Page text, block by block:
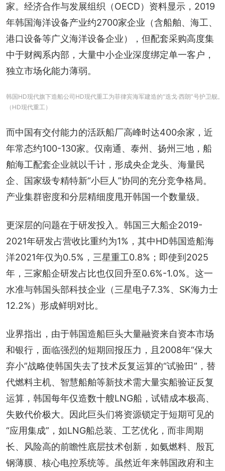
家。经济合作与发展组织（OECD）资料显示，2019
年韩国海洋设备产业约2700家企业（含船舶、海工、
港口设备等广义海洋设备企业），但配套采购高度集
中于财阀系内部，大量中小企业深度绑定单一客户，
独立市场化能力薄弱。
韩国HD现代旗下造船公司HD现代重工为菲律宾海军建造的“迭戈·西朗”号护卫舰。
（HD现代重工）
而中国有交付能力的活跃船厂高峰时达400余家，近
年常态约100-130家。仅南通、泰州、扬州三地，船
舶海工配套企业就以千计，形成央企龙头、海量民
企、国家级专精特新“小巨人”协同的充分竞争格局。
产业集群密度和分层精细度甩开韩国一个数量级。
更深层的问题在于研发投入。韩国三大船企2019-
2021年研发占营收比重约为1%，其中HD韩国造船海
洋2021年仅为0.5%，三星重工0.8%；即使到2025
年，三家船企研发占比也仅回升至0.6%-1.0%。这一
水准与韩国头部科技企业（三星电子7.3%、SK海力士
12.2%）形成鲜明对比。
业界指出，由于韩国造船巨头大量融资来自资本市场
和银行，面临强烈的短期回报压力，且2008年“保大
弃小”战略使韩国失去了技术反复运算的“试验田”，替
代燃料主机、智慧船舶等新技术需大量实船验证反复
运算，韩国每年仅造数十艘LNG船，试错成本极高、
失败代价极大。因此巨头们将资源锁定于短期可见的
“应用集成”，如LNG船总装、工艺优化，而非周期
长、风险高的前瞻性底层技术创新，如氨燃料、殷瓦
钢薄膜、核心电控系统等。虽然近年来韩国政府和主